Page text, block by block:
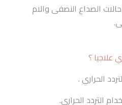
الصداع النصفى والام
علاجيا ؟